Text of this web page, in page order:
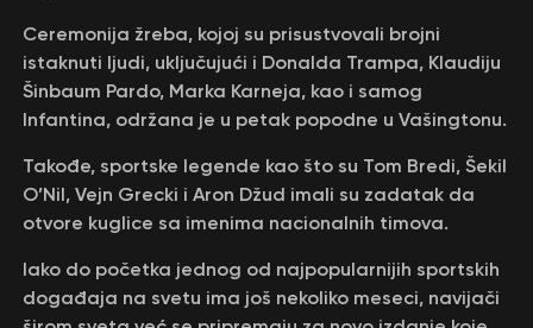
Ceremonija žreba, kojoj su prisustvovali brojni
istaknuti ljudi, uključujući i Donalda Trampa, Klaudiju
Šinbaum Pardo, Marka Karneja, kao i samog
Infantina, održana je u petak popodne u Vašingtonu.
Takođe, sportske legende kao što su Tom Bredi, Šekil
O’Nil, Vejn Grecki i Aron Džud imali su zadatak da
otvore kuglice sa imenima nacionalnih timova.
Iako do početka jednog od najpopularnijih sportskih
događaja na svetu ima još nekoliko meseci, navijači